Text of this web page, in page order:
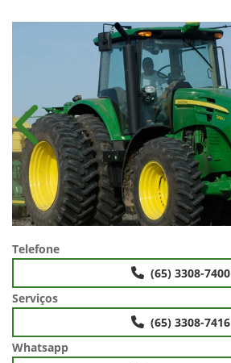
Anterior
Telefone
(65) 3308-7400
Serviços
(65) 3308-7416
Whatsapp